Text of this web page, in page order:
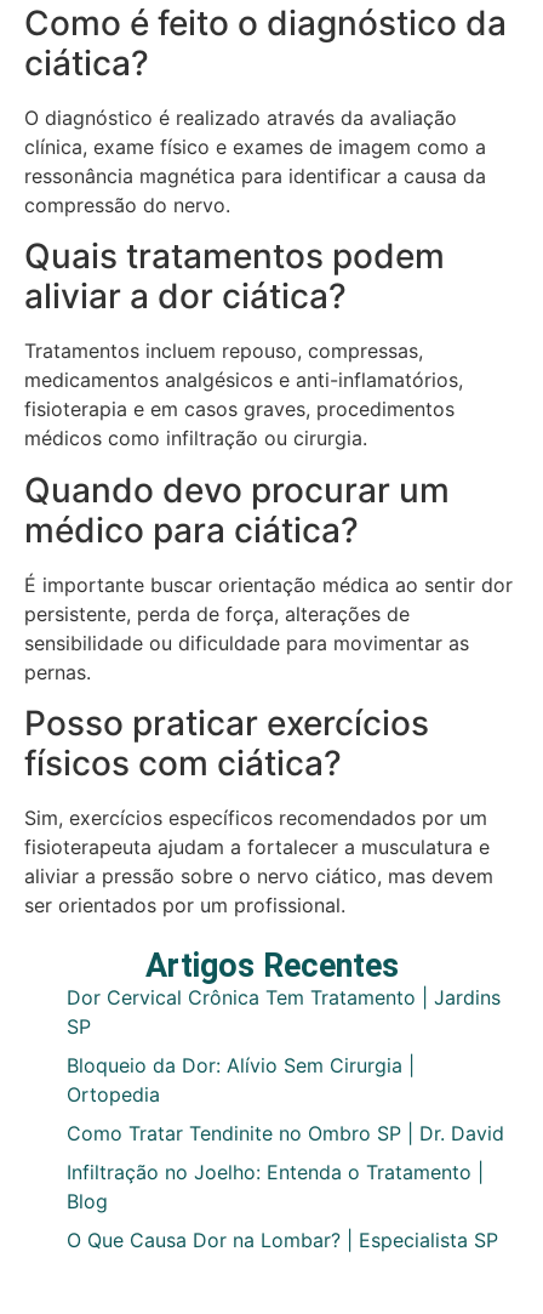
Como é feito o diagnóstico da
ciática?
O diagnóstico é realizado através da avaliação
clínica, exame físico e exames de imagem como a
ressonância magnética para identificar a causa da
compressão do nervo.
Quais tratamentos podem
aliviar a dor ciática?
Tratamentos incluem repouso, compressas,
medicamentos analgésicos e anti-inflamatórios,
fisioterapia e em casos graves, procedimentos
médicos como infiltração ou cirurgia.
Quando devo procurar um
médico para ciática?
É importante buscar orientação médica ao sentir dor
persistente, perda de força, alterações de
sensibilidade ou dificuldade para movimentar as
pernas.
Posso praticar exercícios
físicos com ciática?
Sim, exercícios específicos recomendados por um
fisioterapeuta ajudam a fortalecer a musculatura e
aliviar a pressão sobre o nervo ciático, mas devem
ser orientados por um profissional.
Artigos Recentes
Dor Cervical Crônica Tem Tratamento | Jardins
SP
Bloqueio da Dor: Alívio Sem Cirurgia |
Ortopedia
Como Tratar Tendinite no Ombro SP | Dr. David
Infiltração no Joelho: Entenda o Tratamento |
Blog
O Que Causa Dor na Lombar? | Especialista SP